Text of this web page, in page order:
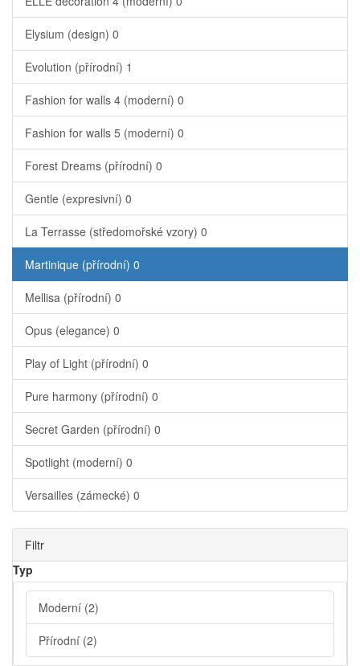
Elysium (design) 0
Evolution (přírodní) 1
Fashion for walls 4 (moderní) 0
Fashion for walls 5 (moderní) 0
Forest Dreams (přírodní) 0
Gentle (expresivní) 0
La Terrasse (středomořské vzory) 0
Martinique (přírodní) 0
Mellisa (přírodní) 0
Opus (elegance) 0
Play of Light (přírodní) 0
Pure harmony (přírodní) 0
Secret Garden (přírodní) 0
Spotlight (moderní) 0
Versailles (zámecké) 0
Filtr
Typ
Moderní (2)
Přírodní (2)